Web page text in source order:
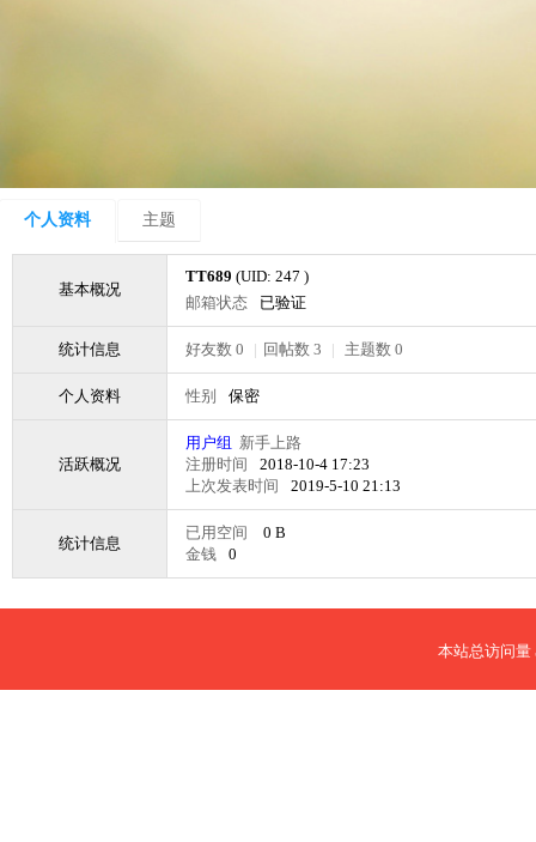
个人资料 主题
基本概况
TT689 (UID: 247 )
邮箱状态
已验证
统计信息 好友数 0 | 回帖数 3 | 主题数 0
个人资料 性别 保密
活跃概况
用户组 新手上路
注册时间
2018-10-4 17:23
上次发表时间
2019-5-10 21:13
统计信息
已用空间
0 B
金钱
0
本站总访问量